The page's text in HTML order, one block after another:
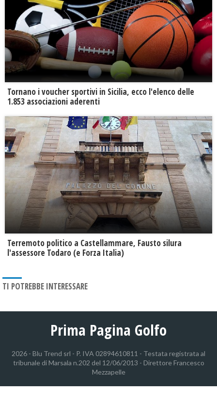
Tornano i voucher sportivi in Sicilia, ecco l'elenco delle
1.853 associazioni aderenti
Terremoto politico a Castellammare, Fausto silura
l'assessore Todaro (e Forza Italia)
TI POTREBBE INTERESSARE
Prima Pagina Golfo
2026 - Blu Trend srl - P. IVA 02894610811 - Testata registrata al
tribunale di Marsala n.202 del 12/06/2013 - Direttore Francesco
Mezzapelle